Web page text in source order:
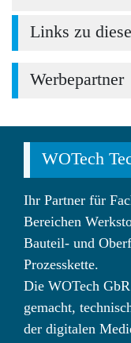
Links zu
Werbepartner
WOTech
Ihr Partner für
Bereichen
Bauteil- und
Prozesskette.
Die WOTech
gemacht,
der digitalen